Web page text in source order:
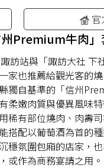
官
Premium牛肉」
訪站與「諏訪大社 下
家也推薦給觀光客的
獨自基準的「信州
柔嫩肉質與優異風味
稀有部位燒肉、肉壽
搭配以葡萄酒為首的
穩氛圍包廂的店家，
或作為商務宴請之用。